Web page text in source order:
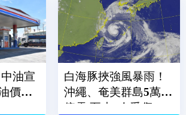
油宣
價格
白海豚挾強風暴雨！
沖繩、奄美群島5萬戶
停電 至少7人受傷